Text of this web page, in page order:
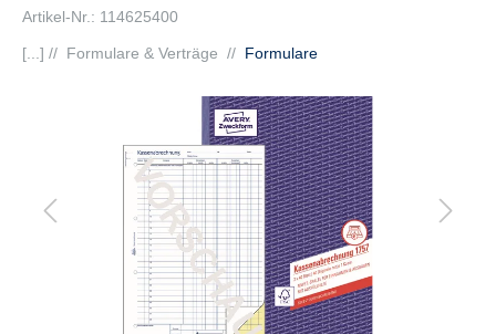
Artikel-Nr.: 114625400
[...] // Formulare & Verträge // Formulare